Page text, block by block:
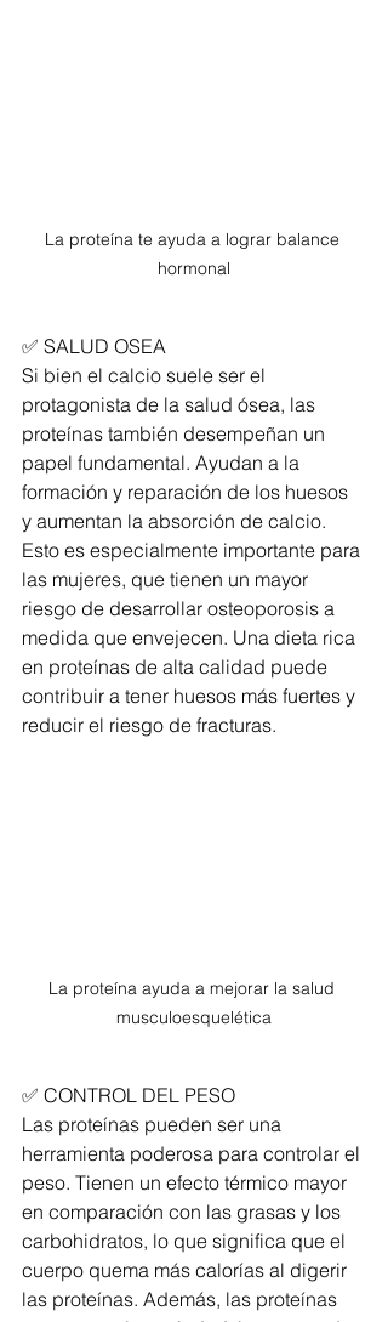
La proteína te ayuda a lograr balance
hormonal
✅ SALUD OSEA
Si bien el calcio suele ser el
protagonista de la salud ósea, las
proteínas también desempeñan un
papel fundamental. Ayudan a la
formación y reparación de los huesos
y aumentan la absorción de calcio.
Esto es especialmente importante para
las mujeres, que tienen un mayor
riesgo de desarrollar osteoporosis a
medida que envejecen. Una dieta rica
en proteínas de alta calidad puede
contribuir a tener huesos más fuertes y
reducir el riesgo de fracturas.
La proteína ayuda a mejorar la salud
musculoesquelética
✅ CONTROL DEL PESO
Las proteínas pueden ser una
herramienta poderosa para controlar el
peso. Tienen un efecto térmico mayor
en comparación con las grasas y los
carbohidratos, lo que significa que el
cuerpo quema más calorías al digerir
las proteínas. Además, las proteínas